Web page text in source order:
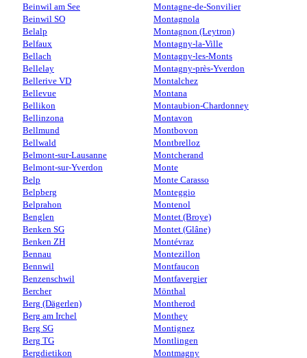
Beinwil am See
Beinwil SO
Belalp
Belfaux
Bellach
Bellelay
Bellerive VD
Bellevue
Bellikon
Bellinzona
Bellmund
Bellwald
Belmont-sur-Lausanne
Belmont-sur-Yverdon
Belp
Belpberg
Belprahon
Benglen
Benken SG
Benken ZH
Bennau
Bennwil
Benzenschwil
Bercher
Berg (Dägerlen)
Berg am Irchel
Berg SG
Berg TG
Bergdietikon
Montagne-de-Sonvilier
Montagnola
Montagnon (Leytron)
Montagny-la-Ville
Montagny-les-Monts
Montagny-près-Yverdon
Montalchez
Montana
Montaubion-Chardonney
Montavon
Montbovon
Montbrelloz
Montcherand
Monte
Monte Carasso
Monteggio
Montenol
Montet (Broye)
Montet (Glâne)
Montévraz
Montezillon
Montfaucon
Montfavergier
Mönthal
Montherod
Monthey
Montignez
Montlingen
Montmagny